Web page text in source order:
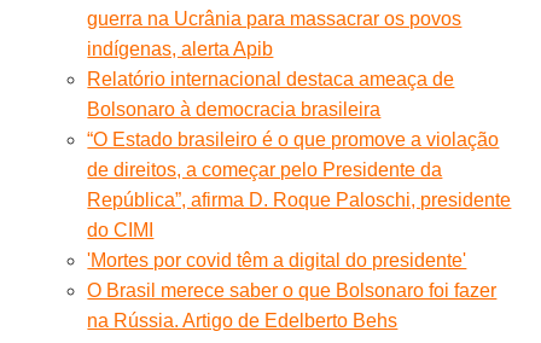
guerra na Ucrânia para massacrar os povos
indígenas, alerta Apib
Relatório internacional destaca ameaça de
Bolsonaro à democracia brasileira
“O Estado brasileiro é o que promove a violação
de direitos, a começar pelo Presidente da
República”, afirma D. Roque Paloschi, presidente
do CIMI
'Mortes por covid têm a digital do presidente'
O Brasil merece saber o que Bolsonaro foi fazer
na Rússia. Artigo de Edelberto Behs